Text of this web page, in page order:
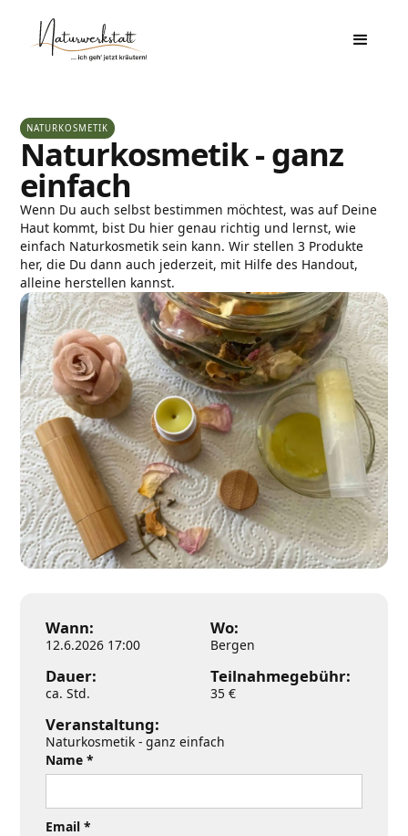
NATURKOSMETIK
Naturkosmetik - ganz
einfach
Wenn Du auch selbst bestimmen möchtest, was auf Deine
Haut kommt, bist Du hier genau richtig und lernst, wie
einfach Naturkosmetik sein kann. Wir stellen 3 Produkte
her, die Du dann auch jederzeit, mit Hilfe des Handout,
alleine herstellen kannst.
Wann:
12.6.2026 17:00
Wo:
Bergen
Dauer:
ca. Std.
Teilnahmegebühr:
35 €
Veranstaltung:
Naturkosmetik - ganz einfach
Name *
Email *